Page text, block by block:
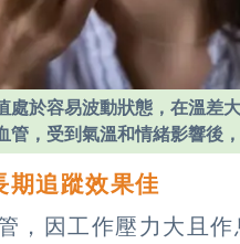
處於容易波動狀態，在溫差
，受到氣溫和情緒影響後
期追蹤效果佳
，因工作壓力大且